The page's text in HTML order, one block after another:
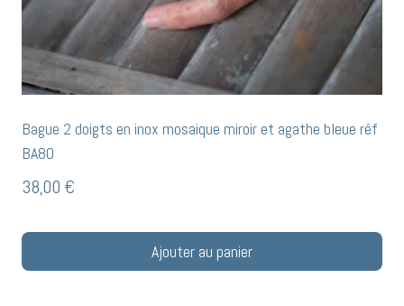
Bague 2 doigts en inox mosaique miroir et agathe bleue réf
BA80
38,00 €
Ajouter au panier